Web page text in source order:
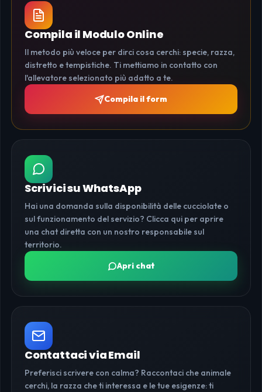
Compila il Modulo Online
Il metodo più veloce per dirci cosa cerchi: specie, razza,
distretto e tempistiche. Ti mettiamo in contatto con
l'allevatore selezionato più adatto a te.
Compila il form
Scrivici su WhatsApp
Hai una domanda sulla disponibilità delle cucciolate o
sul funzionamento del servizio? Clicca qui per aprire
una chat diretta con un nostro responsabile sul
territorio.
Apri chat
Contattaci via Email
Preferisci scrivere con calma? Raccontaci che animale
cerchi, la razza che ti interessa e le tue esigenze: ti